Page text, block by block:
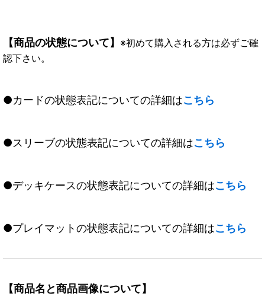
【商品の状態について】 ※初めて購入される方は必ずご確
認下さい。
●カードの状態表記についての詳細はこちら
●スリーブの状態表記についての詳細はこちら
●デッキケースの状態表記についての詳細はこちら
●プレイマットの状態表記についての詳細はこちら
【商品名と商品画像について】